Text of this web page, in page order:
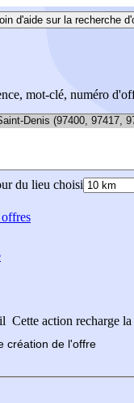
d'aide sur la recherche
mot-clé, numéro
du lieu choisi
Cette action recharge
création de l'offre